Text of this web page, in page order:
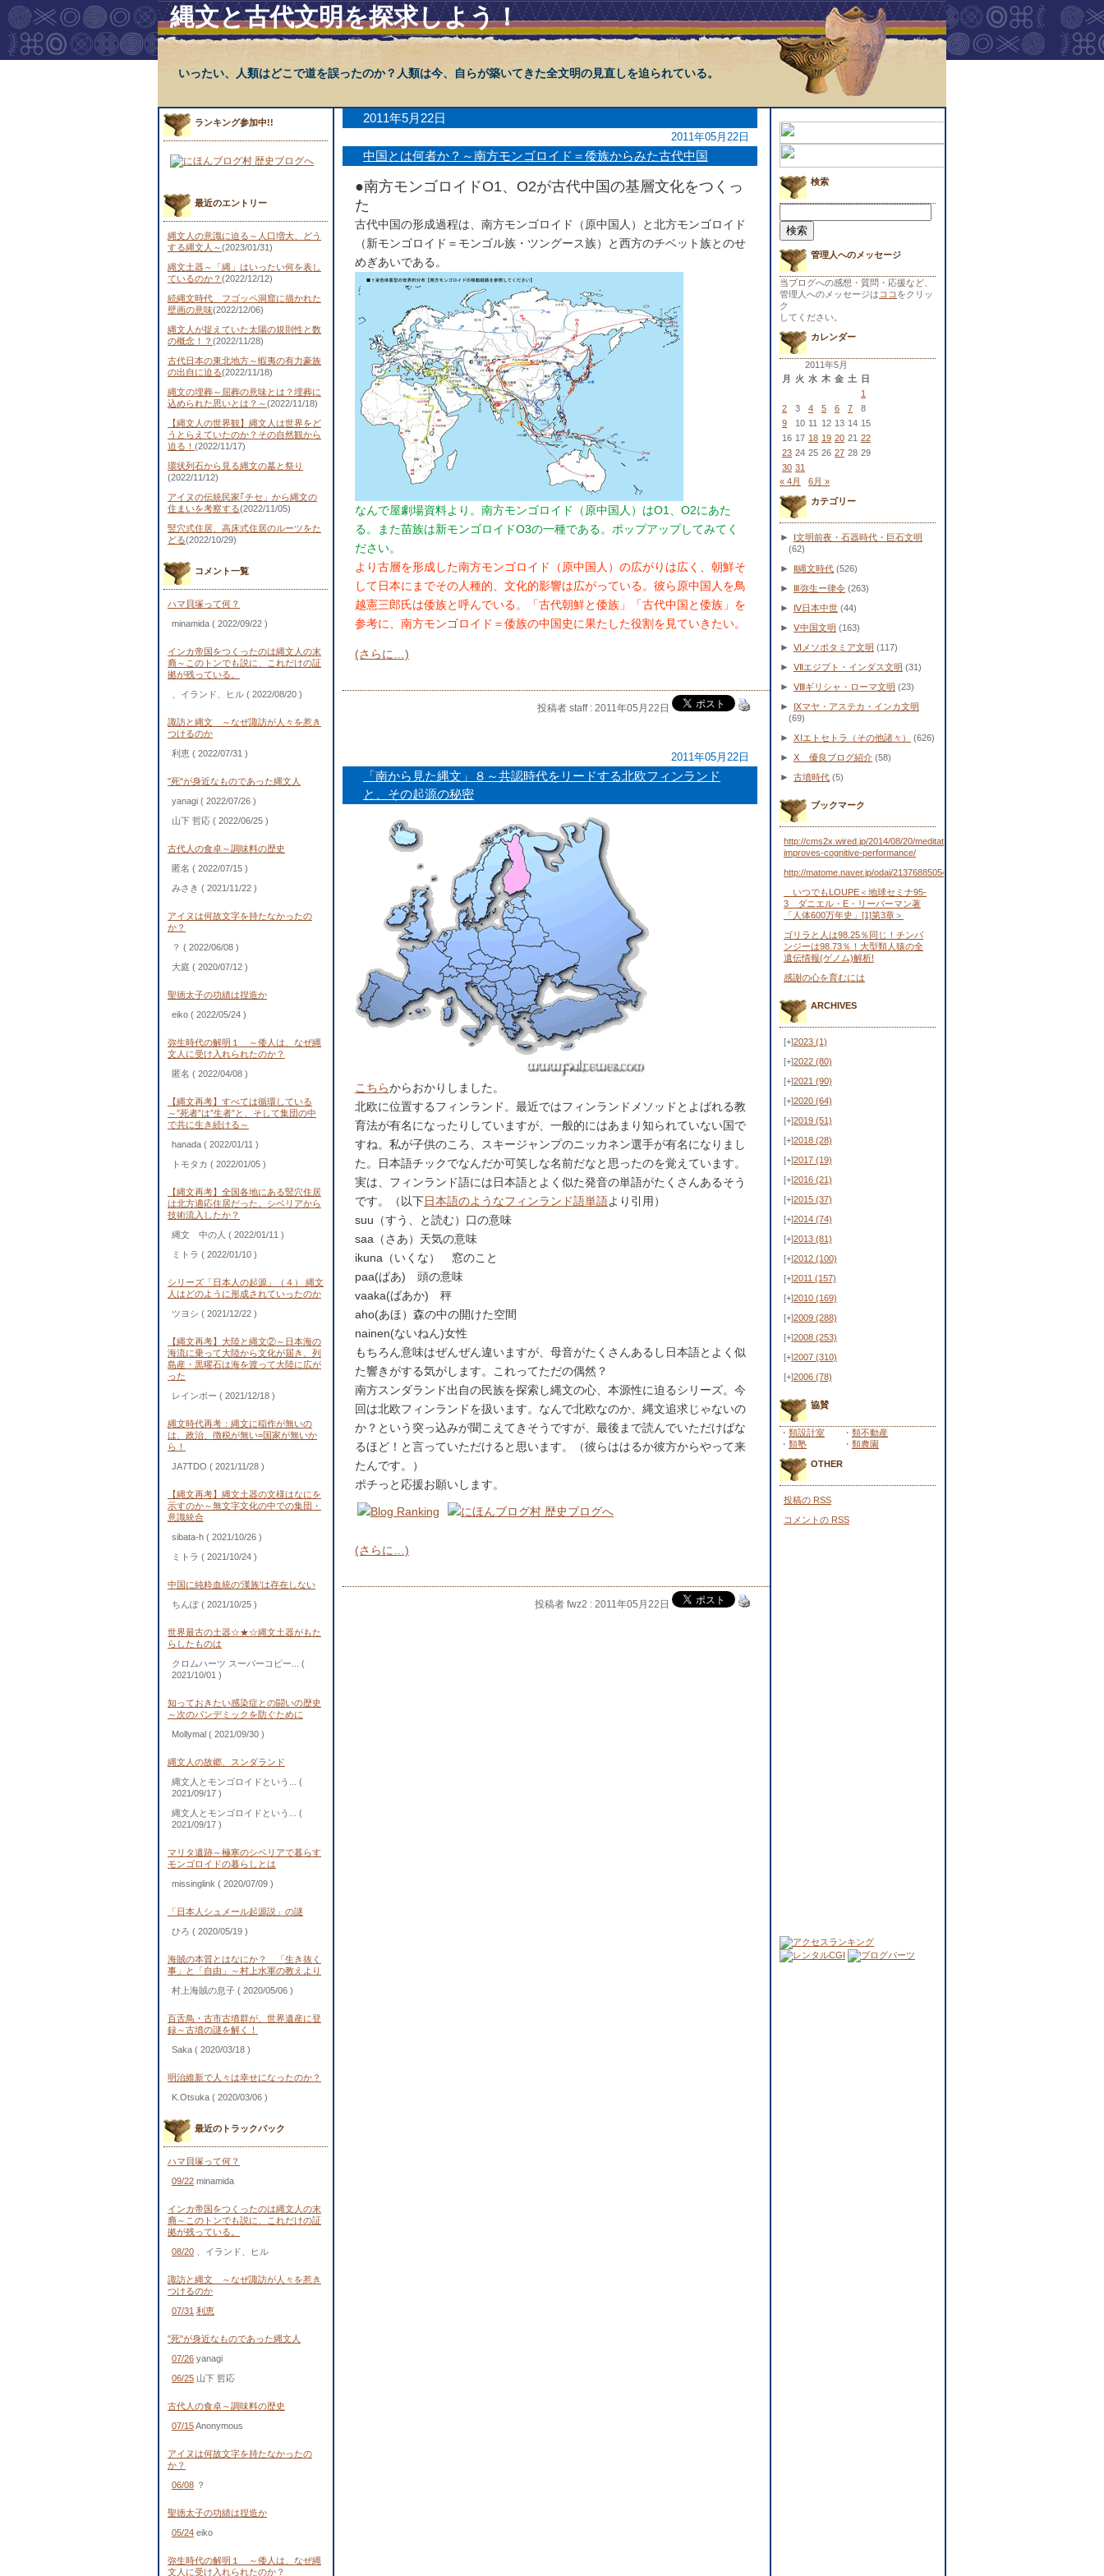
縄文と古代文明を探求しよう！
いったい、人類はどこで道を誤ったのか？人類は今、自らが築いてきた全文明の見直しを迫られている。
ランキング参加中!!
最近のエントリー
縄文人の意識に迫る～人口増大、どう
する縄文人～(2023/01/31)
縄文土器～「縄」はいったい何を表し
ているのか？ (2022/12/12)
続縄文時代 フゴッペ洞窟に描かれた
壁画の意味(2022/12/06)
縄文人が捉えていた太陽の規則性と数
の概念！？ (2022/11/28)
古代日本の東北地方～蝦夷の有力豪族
の出自に迫る(2022/11/18)
縄文の埋葬～屈葬の意味とは？埋葬に
込められた思いとは？～(2022/11/18)
【縄文人の世界観】縄文人は世界をど
うとらえていたのか？その自然観から
迫る！ (2022/11/17)
環状列石から見る縄文の墓と祭り
(2022/11/12)
アイヌの伝統民家｢チセ」から縄文の
住まいを考察する(2022/11/05)
竪穴式住居、高床式住居のルーツをた
どる(2022/10/29)
コメント一覧
ハマ貝塚って何？
minamida ( 2022/09/22 )
インカ帝国をつくったのは縄文人の末
裔～このトンでも説に、これだけの証
拠が残っている。
、イランド、ヒル ( 2022/08/20 )
諏訪と縄文 ～なぜ諏訪が人々を惹き
つけるのか
利恵 ( 2022/07/31 )
"死"が身近なものであった縄文人
yanagi ( 2022/07/26 )
山下 哲応 ( 2022/06/25 )
古代人の食卓～調味料の歴史
匿名 ( 2022/07/15 )
みさき ( 2021/11/22 )
アイヌは何故文字を持たなかったの
か？
？ ( 2022/06/08 )
大庭 ( 2020/07/12 )
聖徳太子の功績は捏造か
eiko ( 2022/05/24 )
弥生時代の解明１ ～倭人は、なぜ縄
文人に受け入れられたのか？
匿名 ( 2022/04/08 )
【縄文再考】すべては循環している
～”死者”は”生者”と、そして集団の中
で共に生き続ける～
hanada ( 2022/01/11 )
トモタカ ( 2022/01/05 )
【縄文再考】全国各地にある竪穴住居
は北方適応住居だった。シベリアから
技術流入したか？
縄文 中の人 ( 2022/01/11 )
ミトラ ( 2022/01/10 )
シリーズ「日本人の起源」（４） 縄文
人はどのように形成されていったのか
ツヨシ ( 2021/12/22 )
【縄文再考】大陸と縄文②～日本海の
海流に乗って大陸から文化が届き、列
島産・黒曜石は海を渡って大陸に広が
った
レインボー ( 2021/12/18 )
縄文時代再考：縄文に稲作が無いの
は、政治、徴税が無い=国家が無いか
ら！
JA7TDO ( 2021/11/28 )
【縄文再考】縄文土器の文様はなにを
示すのか～無文字文化の中での集団・
意識統合
sibata-h ( 2021/10/26 )
ミトラ ( 2021/10/24 )
中国に純粋血統の‘漢族’は存在しない
ちんぽ( 2021/10/25 )
世界最古の土器☆★☆縄文土器がもた
らしたものは
クロムハーツ スーパーコピー... (
2021/10/01 )
知っておきたい感染症との闘いの歴史
～次のパンデミックを防ぐために
Mollymal ( 2021/09/30 )
縄文人の故郷、スンダランド
縄文人とモンゴロイドという... (
2021/09/17 )
縄文人とモンゴロイドという... (
2021/09/17 )
マリタ遺跡～極寒のシベリアで暮らす
モンゴロイドの暮らしとは
missinglink ( 2020/07/09 )
「日本人シュメール起源説」の謎
ひろ ( 2020/05/19 )
海賊の本質とはなにか？ 「生き抜く
事」と「自由」～村上水軍の教えより
村上海賊の息子 ( 2020/05/06 )
百舌鳥・古市古墳群が、世界遺産に登
録～古墳の謎を解く！
Saka ( 2020/03/18 )
明治維新で人々は幸せになったのか？
K.Otsuka ( 2020/03/06 )
最近のトラックバック
ハマ貝塚って何？
09/22 minamida
インカ帝国をつくったのは縄文人の末
裔～このトンでも説に、これだけの証
拠が残っている。
08/20
、イランド、ヒル
諏訪と縄文 ～なぜ諏訪が人々を惹き
つけるのか
07/31 利恵
"死"が身近なものであった縄文人
07/26 yanagi
06/25 山下 哲応
古代人の食卓～調味料の歴史
07/15Anonymous
アイヌは何故文字を持たなかったの
か？
06/08 ？
聖徳太子の功績は捏造か
05/24 eiko
弥生時代の解明１ ～倭人は、なぜ縄
文人に受け入れられたのか？
2011年5月22日
2011年05月22日
中国とは何者か？～南方モンゴロイド＝倭族からみた古代中国
●南方モンゴロイドO1、O2が古代中国の基層文化をつくっ
た
古代中国の形成過程は、南方モンゴロイド（原中国人）と北方モンゴロイド
（新モンゴロイド＝モンゴル族・ツングース族）と西方のチベット族とのせ
めぎあいである。
なんで屋劇場資料より。南方モンゴロイド（原中国人）はO1、O2にあた
る。また苗族は新モンゴロイドO3の一種である。ポップアップしてみてく
ださい。
より古層を形成した南方モンゴロイド（原中国人）の広がりは広く、朝鮮そ
して日本にまでその人種的、文化的影響は広がっている。彼ら原中国人を鳥
越憲三郎氏は倭族と呼んでいる。「古代朝鮮と倭族」「古代中国と倭族」を
参考に、南方モンゴロイド＝倭族の中国史に果たした役割を見ていきたい。
(さらに…)
投稿者 staff : 2011年05月22日
2011年05月22日
「南から見た縄文」８～共認時代をリードする北欧フィンランド
と、その起源の秘密
こちらからおかりしました。
北欧に位置するフィンランド。最近ではフィンランドメソッドとよばれる教
育法が有名になったりしていますが、一般的にはあまり知られていない国で
すね。私が子供のころ、スキージャンプのニッカネン選手が有名になりまし
た。日本語チックでなんだか可笑しな名前だなと思ったのを覚えています。
実は、フィンランド語には日本語とよく似た発音の単語がたくさんあるそう
です。（以下日本語のようなフィンランド語単語より引用）
suu（すう、と読む）口の意味
saa（さあ）天気の意味
ikuna（いくな） 窓のこと
paa(ぱあ) 頭の意味
vaaka(ばあか) 秤
aho(あほ）森の中の開けた空間
nainen(ないねん)女性
もちろん意味はぜんぜん違いますが、母音がたくさんあるし日本語とよく似
た響きがする気がします。これってただの偶然？
南方スンダランド出自の民族を探索し縄文の心、本源性に迫るシリーズ。今
回は北欧フィンランドを扱います。なんで北欧なのか、縄文追求じゃないの
か？という突っ込みが聞こえてきそうですが、最後まで読んでいただけばな
るほど！と言っていただけると思います。（彼らははるか彼方からやって来
たんです。）
ポチっと応援お願いします。
(さらに…)
投稿者 fwz2 : 2011年05月22日
検索
索:
管理人へのメッセージ
当ブログへの感想・質問・応援など、
管理人へのメッセージは ココ をクリッ
ク
してください。
カレンダー
2011年5月
月
火 水 木 金 土
日
1
2
3 4 5 6 7
8
9
10 11 12 13 14 15
16 17 18 19 20 21 22
23 24 25 26 27 28 29
30 31
« 4月
6月 »
カテゴリー
►
Ⅰ文明前夜・石器時代・巨石文明
(62)
► Ⅱ縄文時代 (526)
► Ⅲ弥生ー律令 (263)
► Ⅳ日本中世 (44)
► Ⅴ中国文明 (163)
► Ⅵメソポタミア文明 (117)
► Ⅶエジプト・インダス文明 (31)
► Ⅷギリシャ・ローマ文明 (23)
►
Ⅸマヤ・アステカ・インカ文明
(69)
► ⅩⅠエトセトラ（その他諸々） (626)
► Ⅹ 優良ブログ紹介 (58)
► 古墳時代 (5)
ブックマーク
http://cms2x.wired.jp/2014/08/20/meditation-
improves-cognitive-performance/
http://matome.naver.jp/odai/2137688505443481701
いつでもLOUPE＜地球セミナ95-
3 ダニエル・E・リーバーマン著
「人体600万年史」[1]第3章＞
ゴリラと人は98.25％同じ！チンパ
ンジーは98.73％！大型類人猿の全
遺伝情報(ゲノム)解析!
感謝の心を育むには
ARCHIVES
[+]2023 (1)
[+]2022 (80)
[+]2021 (90)
[+]2020 (64)
[+]2019 (51)
[+]2018 (28)
[+]2017 (19)
[+]2016 (21)
[+]2015 (37)
[+]2014 (74)
[+]2013 (81)
[+]2012 (100)
[+]2011 (157)
[+]2010 (169)
[+]2009 (288)
[+]2008 (253)
[+]2007 (310)
[+]2006 (78)
協賛
・ 類設計室 ・ 類不動産
・ 類塾 ・ 類農園
OTHER
投稿の RSS
コメントの RSS